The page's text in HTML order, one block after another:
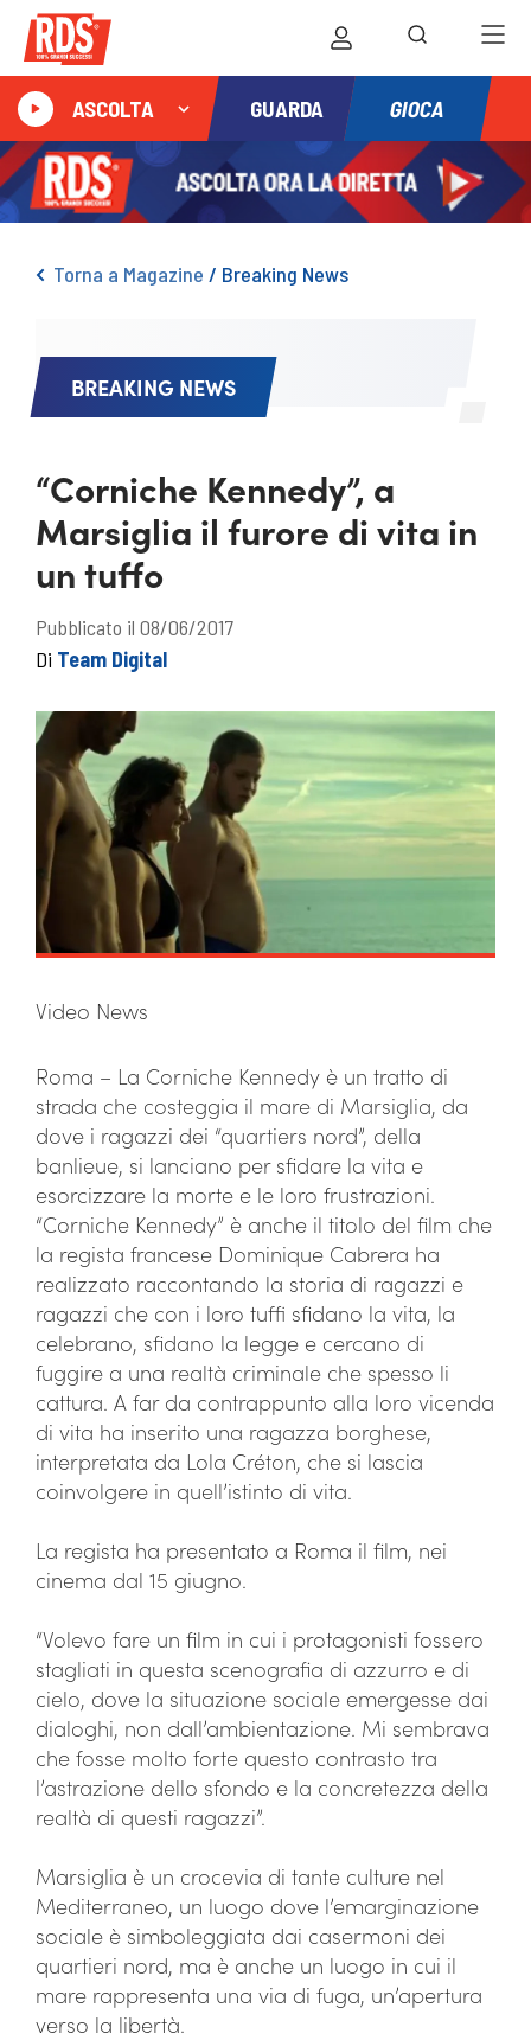
ASCOLTA GUARDA GIOCA
Torna a Magazine / Breaking News
BREAKING NEWS
“Corniche Kennedy”, a
Marsiglia il furore di vita in
un tuffo
Pubblicato il 08/06/2017
Di Team Digital
Video News
Roma – La Corniche Kennedy è un tratto di
strada che costeggia il mare di Marsiglia, da
dove i ragazzi dei “quartiers nord”, della
banlieue, si lanciano per sfidare la vita e
esorcizzare la morte e le loro frustrazioni.
“Corniche Kennedy” è anche il titolo del film che
la regista francese Dominique Cabrera ha
realizzato raccontando la storia di ragazzi e
ragazzi che con i loro tuffi sfidano la vita, la
celebrano, sfidano la legge e cercano di
fuggire a una realtà criminale che spesso li
cattura. A far da contrappunto alla loro vicenda
di vita ha inserito una ragazza borghese,
interpretata da Lola Créton, che si lascia
coinvolgere in quell’istinto di vita.
La regista ha presentato a Roma il film, nei
cinema dal 15 giugno.
“Volevo fare un film in cui i protagonisti fossero
stagliati in questa scenografia di azzurro e di
cielo, dove la situazione sociale emergesse dai
dialoghi, non dall’ambientazione. Mi sembrava
che fosse molto forte questo contrasto tra
l’astrazione dello sfondo e la concretezza della
realtà di questi ragazzi”.
Marsiglia è un crocevia di tante culture nel
Mediterraneo, un luogo dove l’emarginazione
sociale è simboleggiata dai casermoni dei
quartieri nord, ma è anche un luogo in cui il
mare rappresenta una via di fuga, un’apertura
verso la libertà.